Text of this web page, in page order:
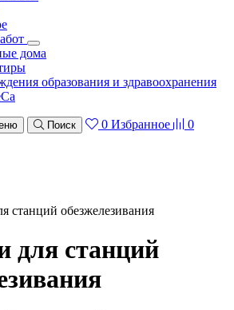
дома
образования и здравоохранения
Поиск 0 Избранное
0
станций обезжелезивания
для станций